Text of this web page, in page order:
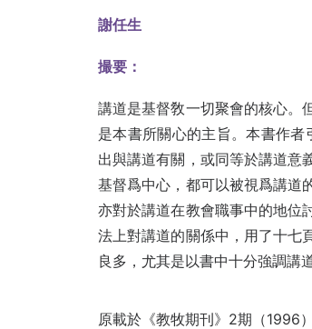
謝任生
撮要：
講道是基督敎一切聚會的核心。
是本書所關心的主旨。本書作
出與講道有關，或同等於講道意
基督爲中心，都可以被視爲講道
亦對於講道在教會職事中的地位
法上對講道的關係中，用了十七
良多，尤其是以書中十分強調講
原載於《教牧期刊》2期（1996